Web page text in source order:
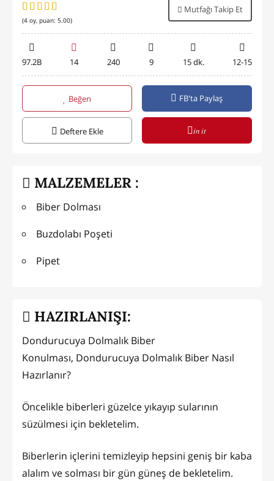
(4 oy, puan: 5.00)
Mutfağı Takip Et
97.2B 14 240 9 15 dk. 12-15
Beğen FB'ta Paylaş
Deftere Ekle in it
MALZEMELER :
Biber Dolması
Buzdolabı Poşeti
Pipet
HAZIRLANIŞI:
Dondurucuya Dolmalık Biber
Konulması, Dondurucuya Dolmalık Biber Nasıl
Hazırlanır?
Öncelikle biberleri güzelce yıkayıp sularının
süzülmesi için bekletelim.
Biberlerin içlerini temizleyip hepsini geniş bir kaba
alalım ve solması bir gün güneş de bekletelim.